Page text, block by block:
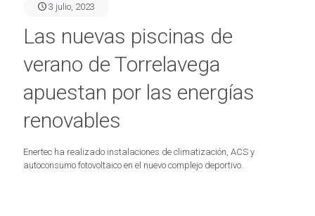
3 julio, 2023
Las nuevas piscinas de
verano de Torrelavega
apuestan por las energías
renovables
Enertec ha realizado instalaciones de climatización, ACS y
autoconsumo fotovoltaico en el nuevo complejo deportivo.